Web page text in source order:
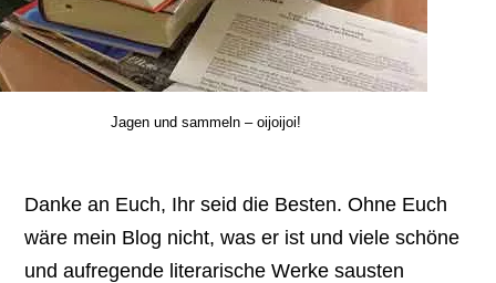
Jagen und sammeln – oijoijoi!
Danke an Euch, Ihr seid die Besten. Ohne Euch
wäre mein Blog nicht, was er ist und viele schöne
und aufregende literarische Werke sausten